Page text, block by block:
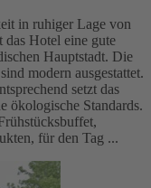
in ruhiger Lage von
das Hotel eine gute
Hauptstadt. Die
sind modern ausgestattet.
setzt das
ökologische Standards.
für den Tag ...